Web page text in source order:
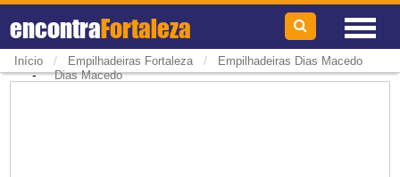
encontraFortaleza
Início / Empilhadeiras Fortaleza / Empilhadeiras Dias Macedo
-Dias Macedo